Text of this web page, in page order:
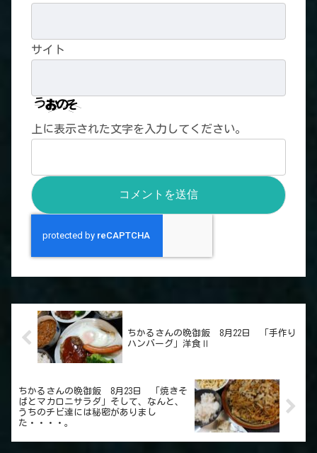
サイト
上に表示された文字を入力してください。
ちかるさんの晩御飯 8月22日 「手作り
ハンバーグ」洋食Ⅱ
ちかるさんの晩御飯 8月23日 「焼きそ
ばとマカロニサラダ」そして、なんと、
うちのチビ達には秘密がありまし
た・・・・。